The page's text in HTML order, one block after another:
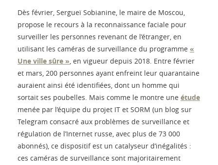
Dès février, Sergueï Sobianine, le maire de Moscou,
propose le recours à la reconnaissance faciale pour
surveiller les personnes revenant de l’étranger, en
utilisant les caméras de surveillance du programme «
Une ville sûre », en vigueur depuis 2018. Entre février
et mars, 200 personnes ayant enfreint leur quarantaine
auraient ainsi été identifiées, dont un homme qui
sortait ses poubelles. Mais comme le montre une étude
menée par l’équipe du projet IT et SORM (un blog sur
Telegram consacré aux problèmes de surveillance et
régulation de l’Internet russe, avec plus de 73 000
abonnés), ce dispositif est un catalyseur d’inégalités :
ces caméras de surveillance sont majoritairement